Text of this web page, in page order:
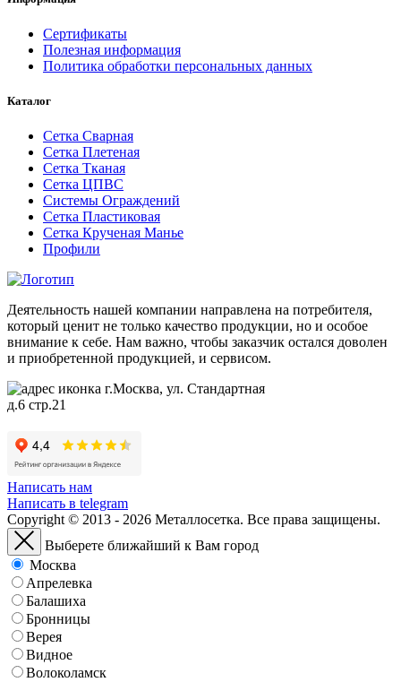
Сертификаты
Полезная информация
Политика обработки персональных данных
Каталог
Сетка Сварная
Сетка Плетеная
Сетка Тканая
Сетка ЦПВС
Системы Ограждений
Сетка Пластиковая
Сетка Крученая Манье
Профили
Деятельность нашей компании направлена на потребителя,
который ценит не только качество продукции, но и особое
внимание к себе. Нам важно, чтобы заказчик остался доволен
и приобретенной продукцией, и сервисом.
г.Москва, ул. Стандартная
д.6 стр.21
Написать нам
Написать в telegram
Copyright © 2013 - 2026 Металлосетка. Все права защищены.
Выберете ближайший к Вам город
Москва
Апрелевка
Балашиха
Бронницы
Верея
Видное
Волоколамск